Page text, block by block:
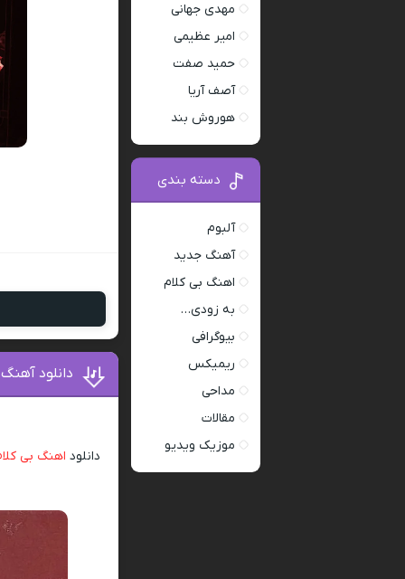
دانلود
دانلود اهنگ بی
مهدی جهانی
امیر عظیمی
حمید صفت
آصف آریا
هوروش بند
دسته بندی
آلبوم
آهنگ جدید
اهنگ بی کلام
به زودی…
بیوگرافی
ریمیکس
مداحی
مقالات
موزیک ویدیو